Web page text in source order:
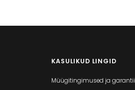
KASULIKUD LINGID
Müügitingimused ja garantii